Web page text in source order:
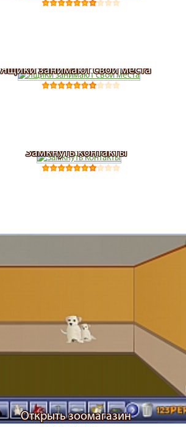
Ящики занимают свои места
Замкнуть контакты
Открыть зоомагазин